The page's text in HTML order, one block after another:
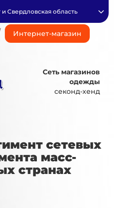
Интернет-магазин
и Свердловская область
Сеть магазинов
одежды
секонд-хенд
сетевых
масс-
странах